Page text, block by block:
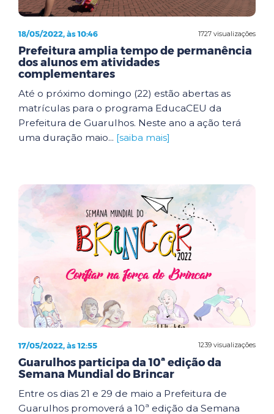
1727 visualizações
18/05/2022, às 10:46
Prefeitura amplia tempo de permanência
dos alunos em atividades
complementares
Até o próximo domingo (22) estão abertas as
matrículas para o programa EducaCEU da
Prefeitura de Guarulhos. Neste ano a ação terá
uma duração maio... [saiba mais]
1239 visualizações
17/05/2022, às 12:55
Guarulhos participa da 10ª edição da
Semana Mundial do Brincar
Entre os dias 21 e 29 de maio a Prefeitura de
Guarulhos promoverá a 10ª edição da Semana